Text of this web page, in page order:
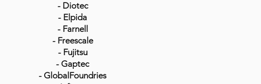
- Diotec
- Elpida
- Farnell
- Freescale
- Fujitsu
- Gaptec
- GlobalFoundries